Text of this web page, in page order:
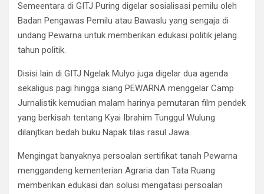
Semeentara di GITJ Puring digelar sosialisasi pemilu oleh
Badan Pengawas Pemilu atau Bawaslu yang sengaja di
undang Pewarna untuk memberikan edukasi politik jelang
tahun politik.
Disisi lain di GITJ Ngelak Mulyo juga digelar dua agenda
sekaligus pagi hingga siang PEWARNA menggelar Camp
Jurnalistik kemudian malam harinya pemutaran film pendek
yang berkisah tentang Kyai Ibrahim Tunggul Wulung
dilanjtkan bedah buku Napak tilas rasul Jawa.
Mengingat banyaknya persoalan sertifikat tanah Pewarna
menggandeng kementerian Agraria dan Tata Ruang
memberikan edukasi dan solusi mengatasi persoalan